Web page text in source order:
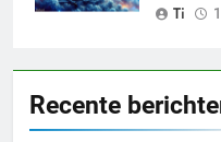
Ti
Recente